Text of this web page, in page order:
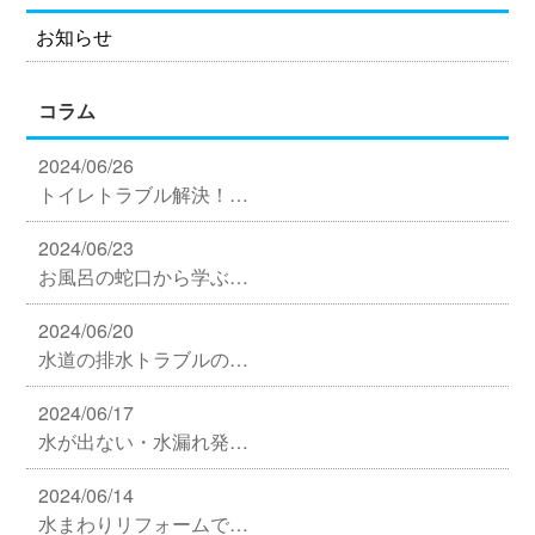
お知らせ
コラム
2024/06/26
トイレトラブル解決！…
2024/06/23
お風呂の蛇口から学ぶ…
2024/06/20
水道の排水トラブルの…
2024/06/17
水が出ない・水漏れ発…
2024/06/14
水まわりリフォームで…